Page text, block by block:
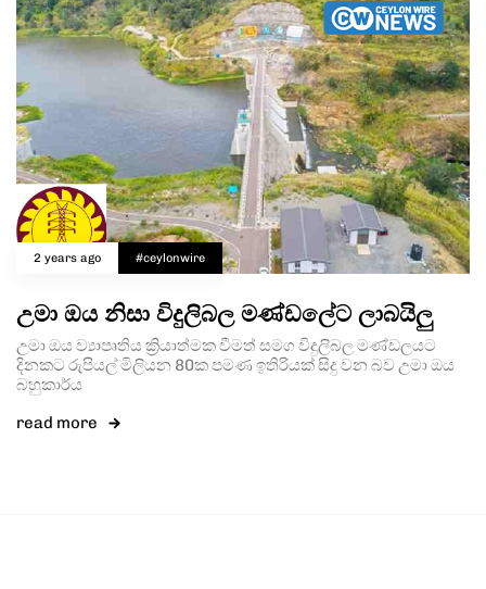
2 years ago #ceylonwire
උමා ඔය නිසා විදුලිබල මණ්ඩලේට ලාබයිලු
උමා ඔය ව්‍යාපෘතිය ක්‍රියාත්මක වීමත් සමග විදුලිබල මණ්ඩලයට
දිනකට රුපියල් මිලියන 80ක පමණ ඉතිරියක් සිදු වන බව උමා ඔය
බහුකාර්ය
read more